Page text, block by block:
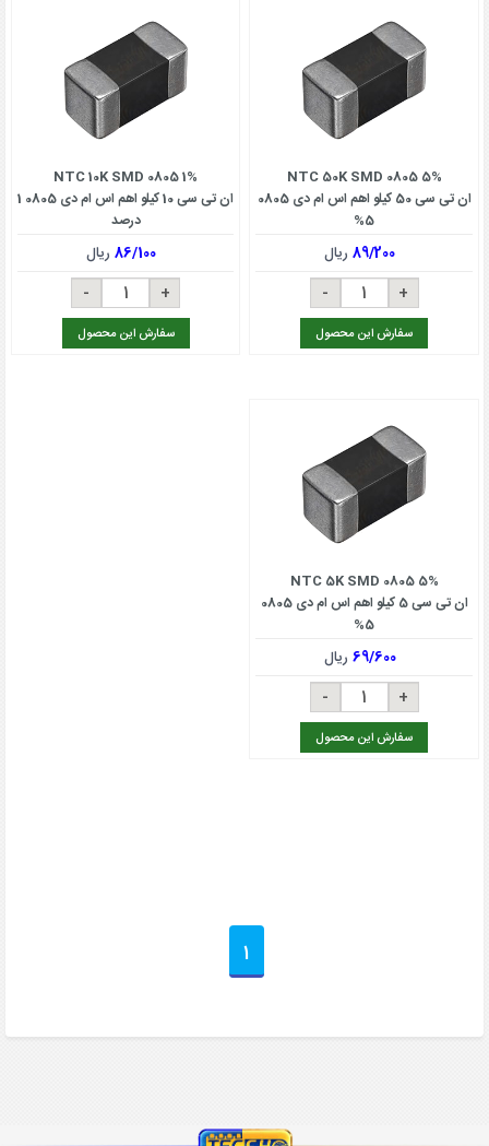
NTC 50K SMD 0805 5%
ان تی سی 50 کیلو اهم اس ام دی 0805
5%
89/200ریال
سفارش این محصول
NTC 10K SMD 0805 1%
ان تی سی 10 کیلو اهم اس ام دی 0805 1
درصد
86/100ریال
سفارش این محصول
NTC 5K SMD 0805 5%
ان تی سی 5 کیلو اهم اس ام دی 0805
5%
69/600 ریال
سفارش این محصول
1